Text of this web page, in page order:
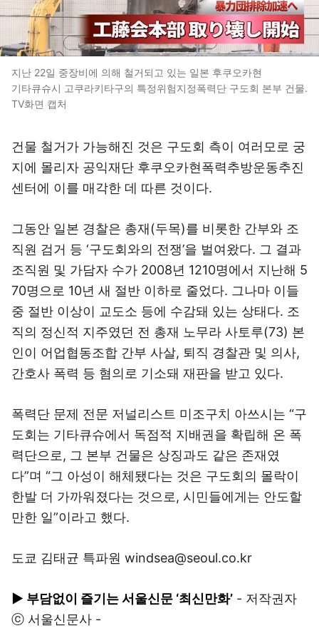
지난 22일 중장비에 의해 철거되고 있는 일본 후쿠오카현
기타큐슈시 고쿠라키타구의 특정위험지정폭력단 구도회 본부 건물.
TV화면 캡처
건물 철거가 가능해진 것은 구도회 측이 여러모로 궁
지에 몰리자 공익재단 후쿠오카현폭력추방운동추진
센터에 이를 매각한 데 따른 것이다.
그동안 일본 경찰은 총재(두목)를 비롯한 간부와 조
직원 검거 등 ‘구도회와의 전쟁’을 벌여왔다. 그 결과
조직원 및 가담자 수가 2008년 1210명에서 지난해 5
70명으로 10년 새 절반 이하로 줄었다. 그나마 이들
중 절반 이상이 교도소 등에 수감돼 있는 상태다. 조
직의 정신적 지주였던 전 총재 노무라 사토루(73) 본
인이 어업협동조합 간부 사살, 퇴직 경찰관 및 의사,
간호사 폭력 등 혐의로 기소돼 재판을 받고 있다.
폭력단 문제 전문 저널리스트 미조구치 아쓰시는 “구
도회는 기타큐슈에서 독점적 지배권을 확립해 온 폭
력단으로, 그 본부 건물은 상징과도 같은 존재였
다”며 “그 아성이 해체됐다는 것은 구도회의 몰락이
한발 더 가까워졌다는 것으로, 시민들에게는 안도할
만한 일”이라고 했다.
도쿄 김태균 특파원 windsea@seoul.co.kr
▶ 부담없이 즐기는 서울신문 ‘최신만화’ - 저작권자
ⓒ 서울신문사 -